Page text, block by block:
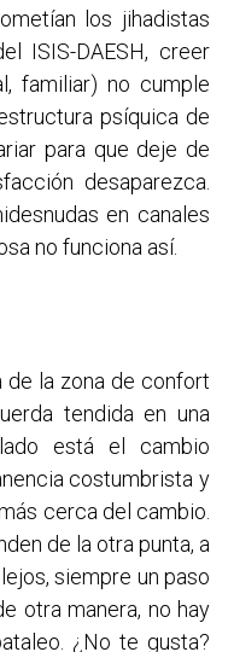
los jihadistas
ISIS-DAESH, creer
familiar) no cumple
psíquica de
para que deje de
desaparezca.
en canales
no funciona así.
de la zona de confort
tendida en una
está el cambio
costumbrista y
cerca del cambio.
de la otra punta, a
siempre un paso
otra manera, no hay
¿No te gusta?